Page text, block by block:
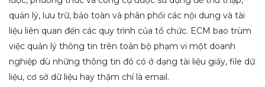
quản lý, lưu trữ, bảo toàn và phân phối các nội dung và tài
liệu liên quan đến các quy trình của tổ chức. ECM bao trùm
việc quản lý thông tin trên toàn bộ phạm vi một doanh
nghiệp dù những thông tin đó có ở dạng tài liệu giấy, file dữ
liệu, cơ sở dữ liệu hay thậm chí là email.